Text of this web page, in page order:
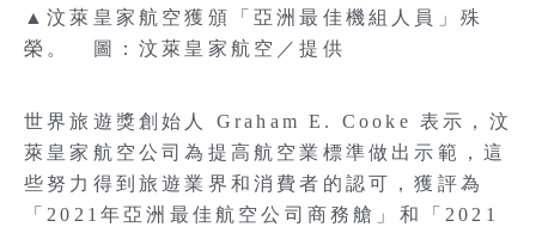
▲汶萊皇家航空獲頒「亞洲最佳機組人員」殊
榮。 圖：汶萊皇家航空／提供
世界旅遊獎創始人 Graham E. Cooke 表示，汶
萊皇家航空公司為提高航空業標準做出示範，這
些努力得到旅遊業界和消費者的認可，獲評為
「2021年亞洲最佳航空公司商務艙」和「2021